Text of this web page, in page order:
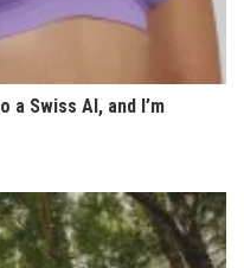
a Swiss AI, and I’m